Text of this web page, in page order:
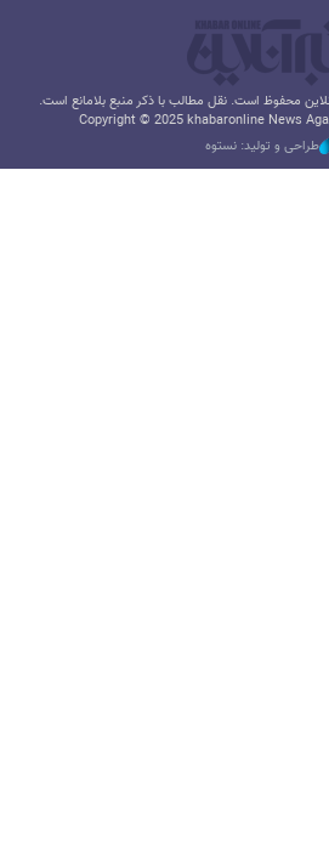
محفوظ است. نقل مطالب با ذکر منبع بلامانع است.
Copyright © 2025 khabaronline News
طراحی و تولید: نستوه